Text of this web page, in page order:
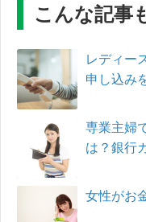
こんな記事
レディー
申し込み
専業主婦
は？銀行
女性がお